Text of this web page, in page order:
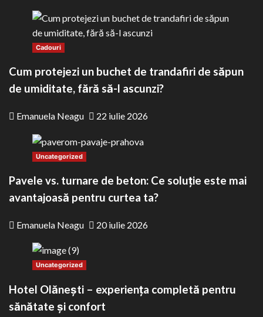
Cadouri
Cum protejezi un buchet de trandafiri de săpun
de umiditate, fără să-l ascunzi?
Emanuela Neagu 22 iulie 2026
Uncategorized
Pavele vs. turnare de beton: Ce soluție este mai
avantajoasă pentru curtea ta?
Emanuela Neagu 20 iulie 2026
Uncategorized
Hotel Olănești – experiența completă pentru
sănătate și confort